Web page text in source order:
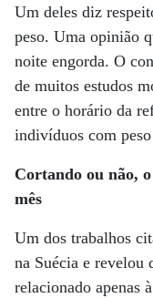
Um deles diz
peso. Uma opinião
noite engorda. O
de muitos estudos
entre o horário da
indivíduos com
Cortando ou não,
mês
Um dos trabalhos
na Suécia e revelou
relacionado apenas